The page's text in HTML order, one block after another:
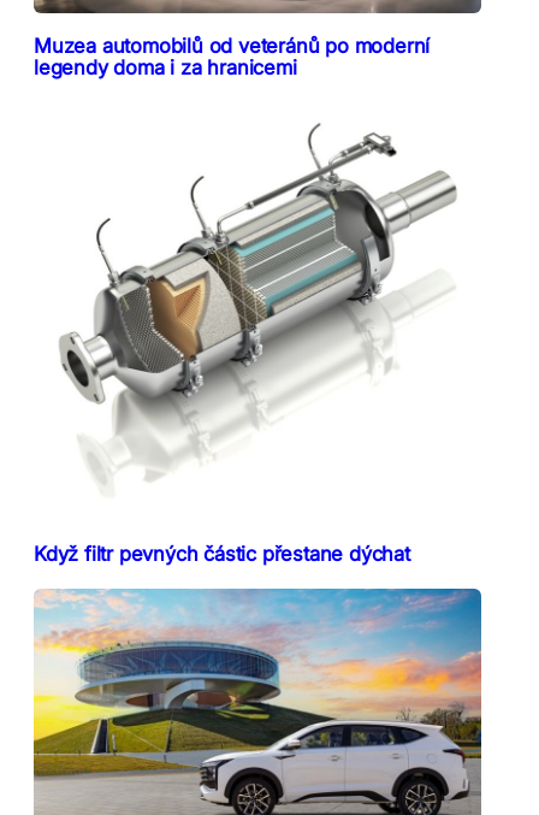
Muzea automobilů od veteránů po moderní
legendy doma i za hranicemi
Když filtr pevných částic přestane dýchat